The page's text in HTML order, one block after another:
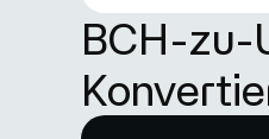
BCH-zu-